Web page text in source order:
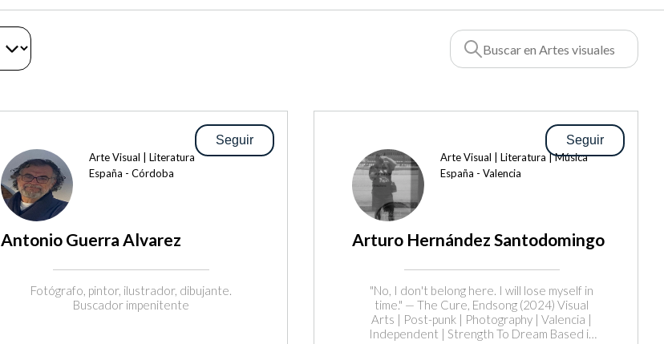
Seguir
Arte Visual | Literatura
España - Córdoba
Antonio Guerra Alvarez
Fotógrafo, pintor, ilustrador, dibujante.
Buscador impenitente
Seguir
Arte Visual | Literatura | Música
España - Valencia
Arturo Hernández Santodomingo
"No, I don't belong here. I will lose myself in
time." — The Cure, Endsong (2024) Visual
Arts | Post-punk | Photography | Valencia |
Independent | Strength To Dream Based in